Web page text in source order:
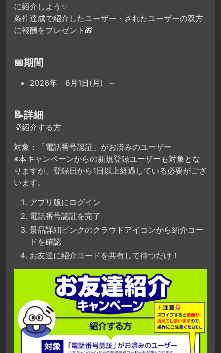
に紹介しよう✨
条件達成で紹介したユーザー・されたユーザーの双方
に報酬をプレゼント🎁
📅期間
2026年 6月1日(月) ～
📝詳細
💡紹介する方
対象：「電話番号認証」がお済みのユーザー
※本キャンペーンからの新規登録ユーザーも対象とな
りますが、登録日から1日以上経過している必要がござ
います。
アプリ版にログイン
電話番号認証を完了
景品詳細ピンクのクラウドアイコンから紹介コー
ドを確認
お友達に紹介コードを共有して待つだけ！